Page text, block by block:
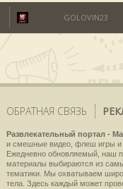
GOLOVIN23
ОБРАТНАЯ СВЯЗЬ
Развлекательный портал -
и смешные видео, флеш игры и
Ежедневно обновляемый, наш
материалы выбираются из
тематики. Мы охватываем
тела. Здесь каждый может